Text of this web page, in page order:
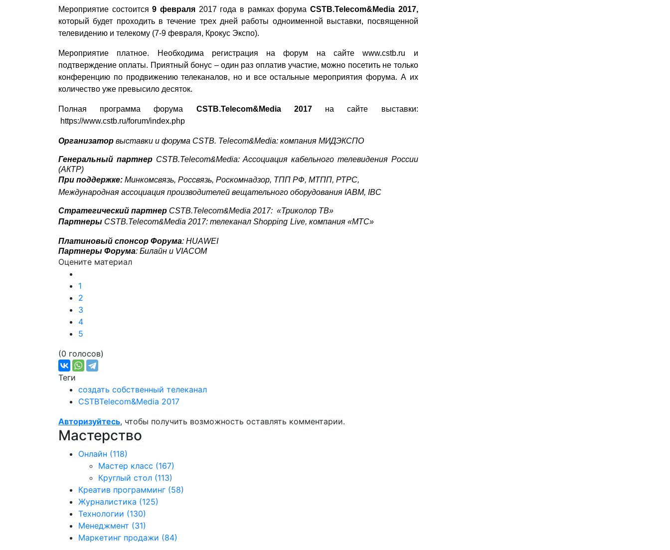
Мероприятие состоится9 февраля2017 года в рамках форума CSTB.Telecom& Media2017,
который будет проходить в течение трех дней работы одноименной выставки, посвященной
телевидению и телекому (7-9 февраля, Крокус Экспо).
Мероприятие платное. Необходима регистрация на форум на сайтеwww.cstb.ru и
подтверждение оплаты. Приятный бонус – один раз оплатив участие, можно посетить не только
конференцию по продвижению телеканалов, но и все остальные мероприятия форума. А их
количество уже превысило десяток.
Полная программа форума CSTB.Telecom& Media2017 на сайте выставки:
https://www.cstb.ru/forum/index.php
Организатор выставки и форума CSTB. Telecom&Media: компания МИДЭКСПО
Генеральный партнерCSTB.Telecom&Media: Ассоциация кабельного телевидения России
(АКТР)
При поддержке: Минкомсвязь, Россвязь, Роскомнадзор, ТПП РФ, МТПП, РТРС,
Международная ассоциация производителей вещательного оборудования IABM, IBC
Стратегический партнер CSTB.Telecom&Media 2017: «Триколор ТВ»
Партнеры CSTB.Telecom&Media 2017: телеканал Shopping Live, компания «МТС»
Платиновый спонсор Форума: HUAWEI
Партнеры Форума: Билайн и VIACOM
Оцените материал
1
2
3
4
5
(0 голосов)
Теги
создать собственный телеканал
CSTBTelecom&Media 2017
Авторизуйтесь, чтобы получить возможность оставлять комментарии.
Мастерство
Онлайн (118)
Мастер класс (167)
Круглый стол (113)
Креатив программинг (58)
Журналистика (125)
Технологии (130)
Менеджмент (31)
Маркетинг продажи (84)